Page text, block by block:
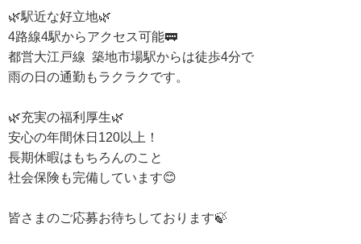
🌿駅近な好立地🌿
4路線4駅からアクセス可能🚃
都営大江戸線 築地市場駅からは徒歩4分で
雨の日の通勤もラクラクです。
🌿充実の福利厚生🌿
安心の年間休日120以上！
長期休暇はもちろんのこと
社会保険も完備しています😊
皆さまのご応募お待ちしております🍃